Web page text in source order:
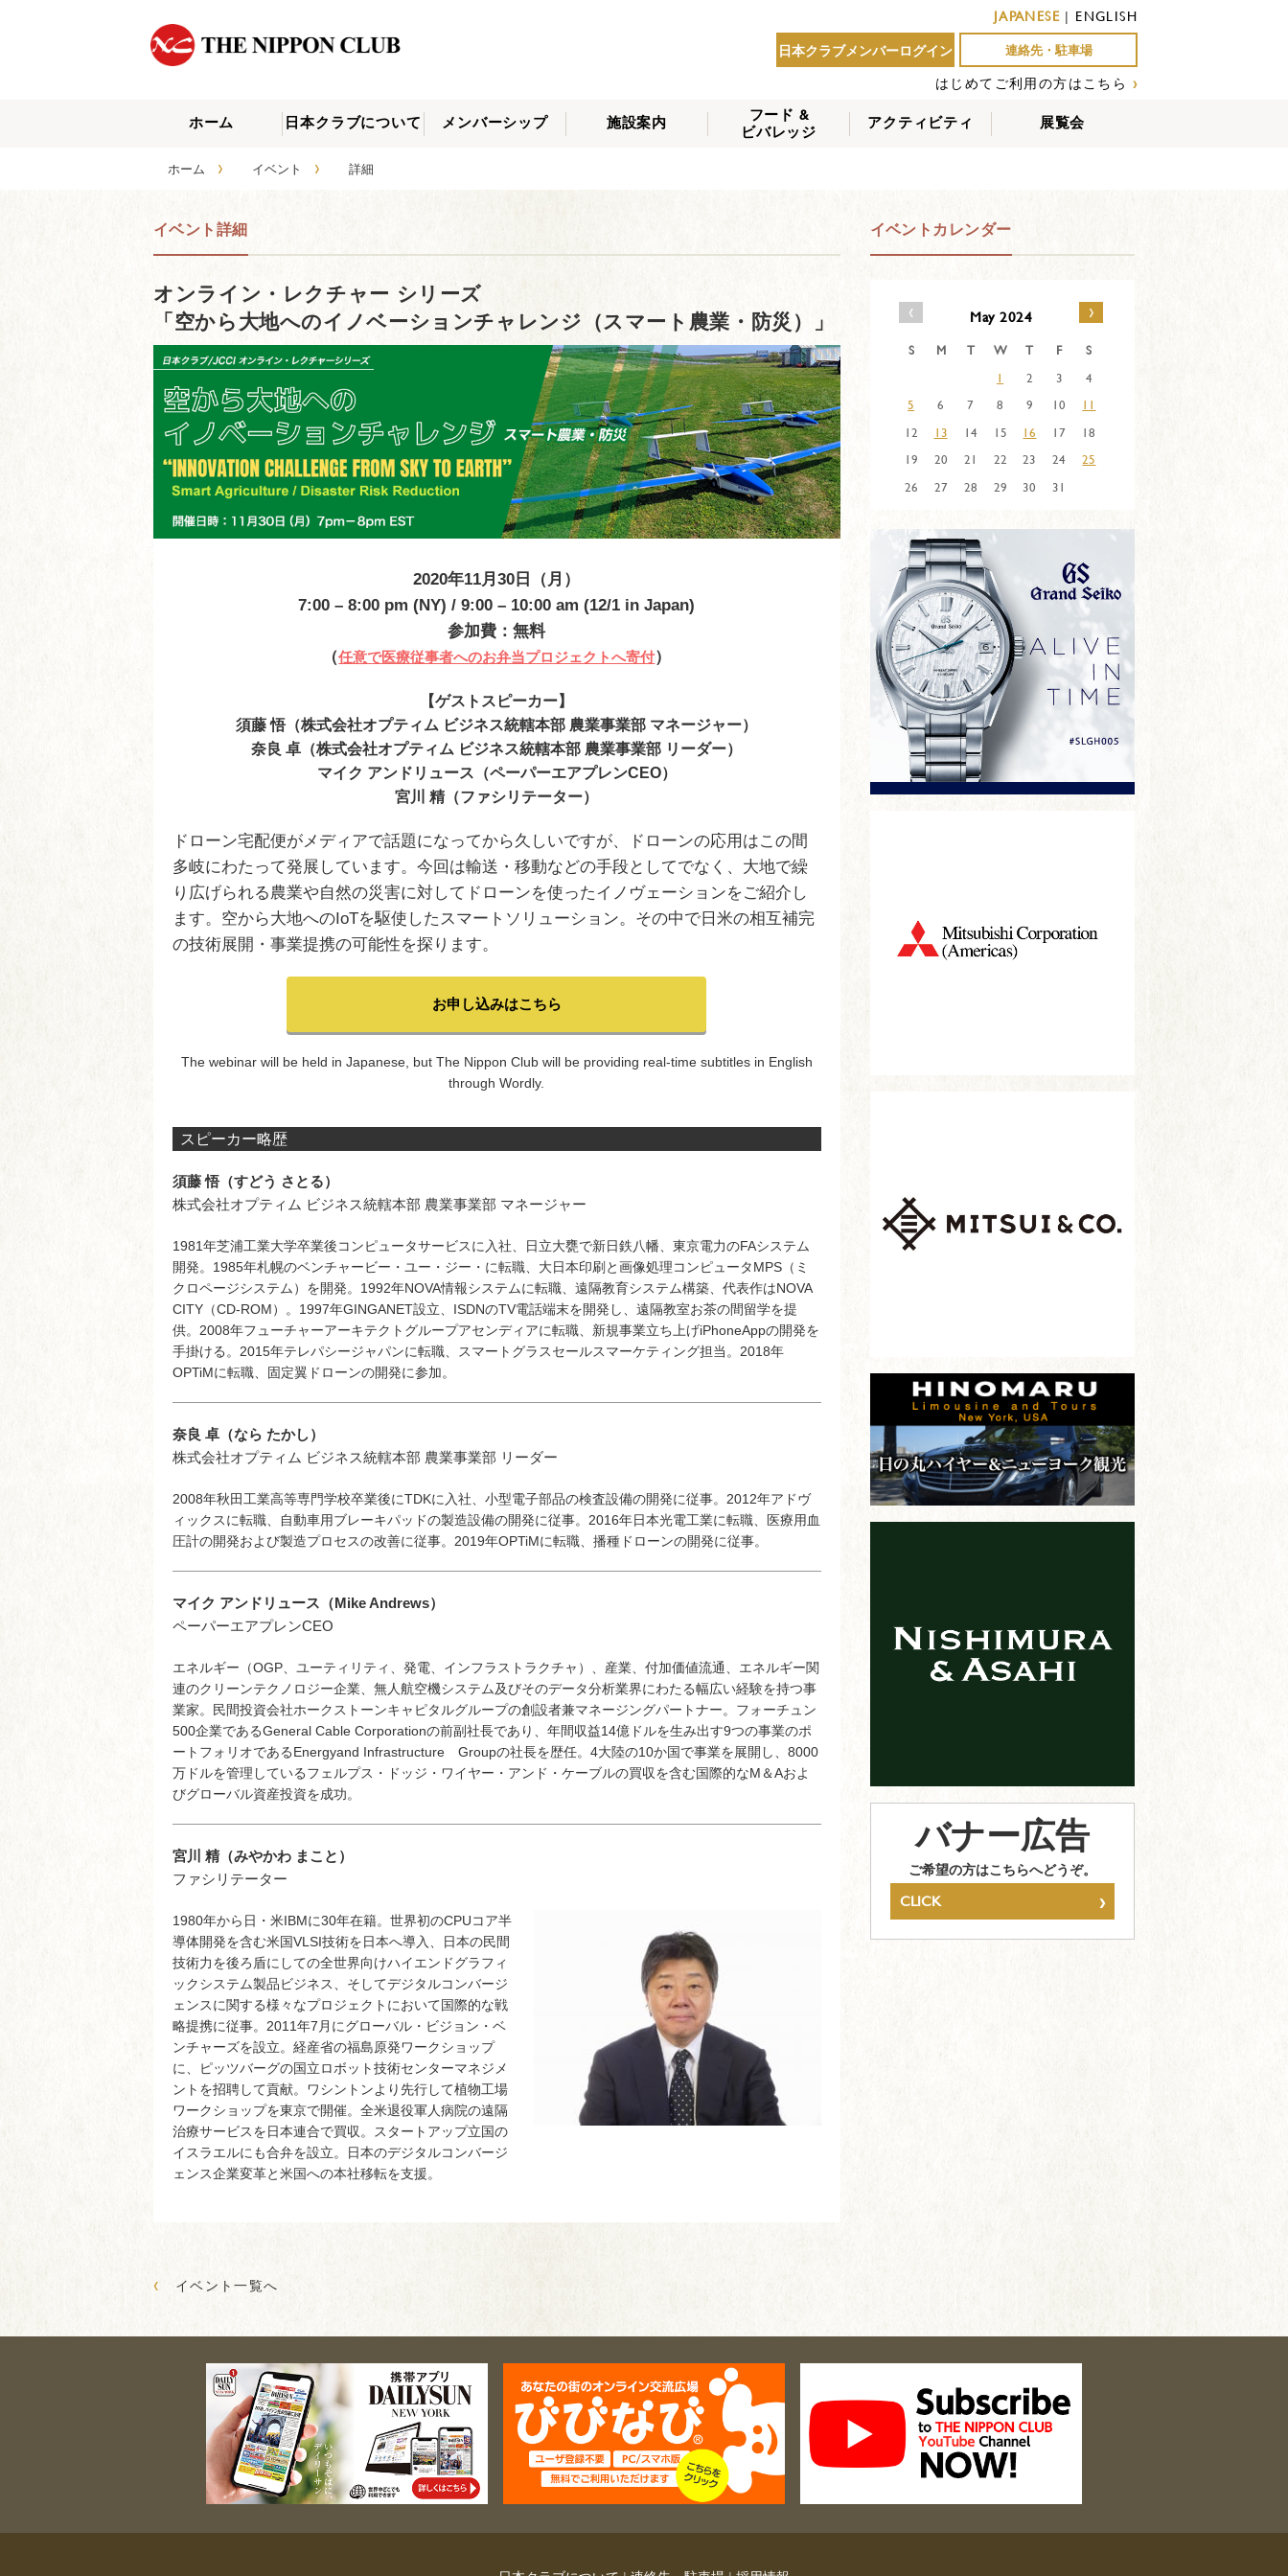
JAPANESE| ENGLISH
日本クラブメンバーログイン
連絡先・駐車場
はじめてご利用の方はこちら ›
ホーム
日本クラブについて メンバーシップ 施設案内
フード &
ビバレッジ
アクティビティ 展覧会
ホーム › イベント › 詳細
イベント詳細
オンライン・レクチャー シリーズ
「空から大地へのイノベーションチャレンジ（スマート農業・防災）」
2020年11月30日（月）
7:00 – 8:00 pm (NY) / 9:00 – 10:00 am (12/1 in Japan)
参加費：無料
（任意で医療従事者へのお弁当プロジェクトへ寄付）
【ゲストスピーカー】
須藤 悟（株式会社オプティム ビジネス統轄本部 農業事業部 マネージャー）
奈良 卓（株式会社オプティム ビジネス統轄本部 農業事業部 リーダー）
マイク アンドリュース（ペーパーエアプレンCEO）
宮川 精（ファシリテーター）
ドローン宅配便がメディアで話題になってから久しいですが、
ドローンの応用はこの間
多岐にわたって発展しています。 今回は輸送・移動などの手段としてでなく、 大地で繰
り広げられる農業や自然の災害に対してドローンを使ったイノヴェーションをご紹介し
ます。空から大地へのIoTを駆使したスマートソリューション。その中で日米の相互補完
の技術展開・ 事業提携の可能性を探ります。
お申し込みはこちら
The webinar will be held in Japanese, but The Nippon Club will be providing real-time subtitles in English
through Wordly.
スピーカー略歴
須藤 悟（すどう さとる）
株式会社オプティム ビジネス統轄本部 農業事業部 マネージャー
1981年芝浦工業大学卒業後コンピュータサービスに入社、日立大甕で新日鉄八幡、東京電力のFAシステム
開発。1985年札幌のベンチャービー・ユー・ジー・に転職、大日本印刷と画像処理コンピュータMPS（ミ
クロページシステム）を開発。1992年NOVA情報システムに転職、遠隔教育システム構築、代表作はNOVA
CITY（CD-ROM）。1997年GINGANET設立、ISDNのTV電話端末を開発し、遠隔教室お茶の間留学を提
供。2008年フューチャーアーキテクトグループアセンディアに転職、新規事業立ち上げiPhoneAppの開発を
手掛ける。2015年テレパシージャパンに転職、スマートグラスセールスマーケティング担当。2018年
OPTiMに転職、固定翼ドローンの開発に参加。
奈良 卓（なら たかし）
株式会社オプティム ビジネス統轄本部 農業事業部 リーダー
2008年秋田工業高等専門学校卒業後にTDKに入社、小型電子部品の検査設備の開発に従事。2012年アドヴ
ィックスに転職、自動車用ブレーキパッドの製造設備の開発に従事。2016年日本光電工業に転職、医療用血
圧計の開発および製造プロセスの改善に従事。2019年OPTiMに転職、播種ドローンの開発に従事。
マイク アンドリュース（Mike Andrews）
ペーパーエアプレンCEO
エネルギー（OGP、ユーティリティ、発電、インフラストラクチャ）、産業、付加価値流通、エネルギー関
連のクリーンテクノロジー企業、無人航空機システム及びそのデータ分析業界にわたる幅広い経験を持つ事
業家。民間投資会社ホークストーンキャピタルグループの創設者兼マネージングパートナー。フォーチュン
500企業であるGeneral Cable Corporationの前副社長であり、年間収益14億ドルを生み出す9つの事業のポ
ートフォリオであるEnergyand Infrastructure Groupの社長を歴任。4大陸の10か国で事業を展開し、8000
万ドルを管理しているフェルプス・ドッジ・ワイヤー・アンド・ケーブルの買収を含む国際的なM＆Aおよ
びグローバル資産投資を成功。
宮川 精（みやかわ まこと）
ファシリテーター
1980年から日・米IBMに30年在籍。世界初のCPUコア半
導体開発を含む米国VLSI技術を日本へ導入、日本の民間
技術力を後ろ盾にしての全世界向けハイエンドグラフィ
ックシステム製品ビジネス、そしてデジタルコンバージ
ェンスに関する様々なプロジェクトにおいて国際的な戦
略提携に従事。2011年7月にグローバル・ビジョン・ベ
ンチャーズを設立。経産省の福島原発ワークショップ
に、ピッツバーグの国立ロボット技術センターマネジメ
ントを招聘して貢献。ワシントンより先行して植物工場
ワークショップを東京で開催。全米退役軍人病院の遠隔
治療サービスを日本連合で買収。スタートアップ立国の
イスラエルにも合弁を設立。日本のデジタルコンバージ
ェンス企業変革と米国への本社移転を支援。
‹ イベント一覧へ
イベントカレンダー
‹ May 2024 ›
S M T W T F
S
1
2 3
4
5
6 7 8 9 10
11
12
13 14 15 16 17
18
19
20 21 22 23 24
25
26
27 28 29 30 31
バナー広告
ご希望の方はこちらへどうぞ。
CLICK ›